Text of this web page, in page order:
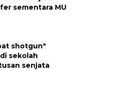
sementara MU
shotgun"
sekolah
senjata